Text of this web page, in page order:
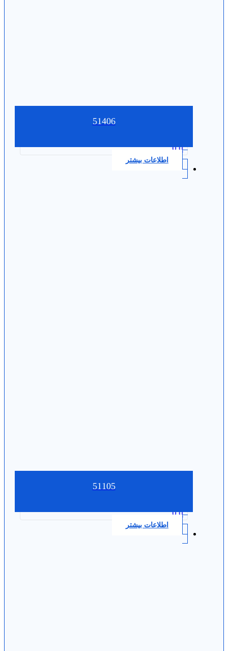
51406
0.0
اطلاعات بیشتر
51105
0.0
اطلاعات بیشتر